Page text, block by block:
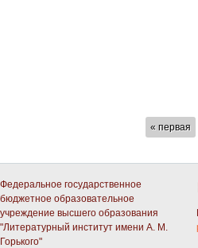
« первая
Федеральное государственное
бюджетное образовательное
учреждение высшего образования
"Литературный институт имени А. М.
Горького"